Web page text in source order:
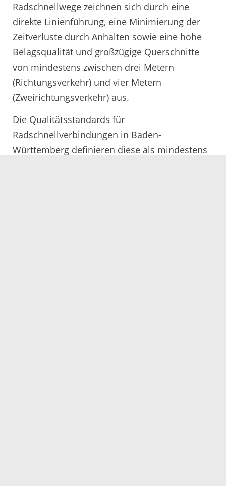
Radschnellwege zeichnen sich durch eine
direkte Linienführung, eine Minimierung der
Zeitverluste durch Anhalten sowie eine hohe
Belagsqualität und großzügige Querschnitte
von mindestens zwischen drei Metern
(Richtungsverkehr) und vier Metern
(Zweirichtungsverkehr) aus.
Die Qualitätsstandards für
Radschnellverbindungen in Baden-
Württemberg definieren diese als mindestens